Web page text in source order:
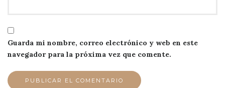
Guarda mi nombre, correo electrónico y web en este
navegador para la próxima vez que comente.